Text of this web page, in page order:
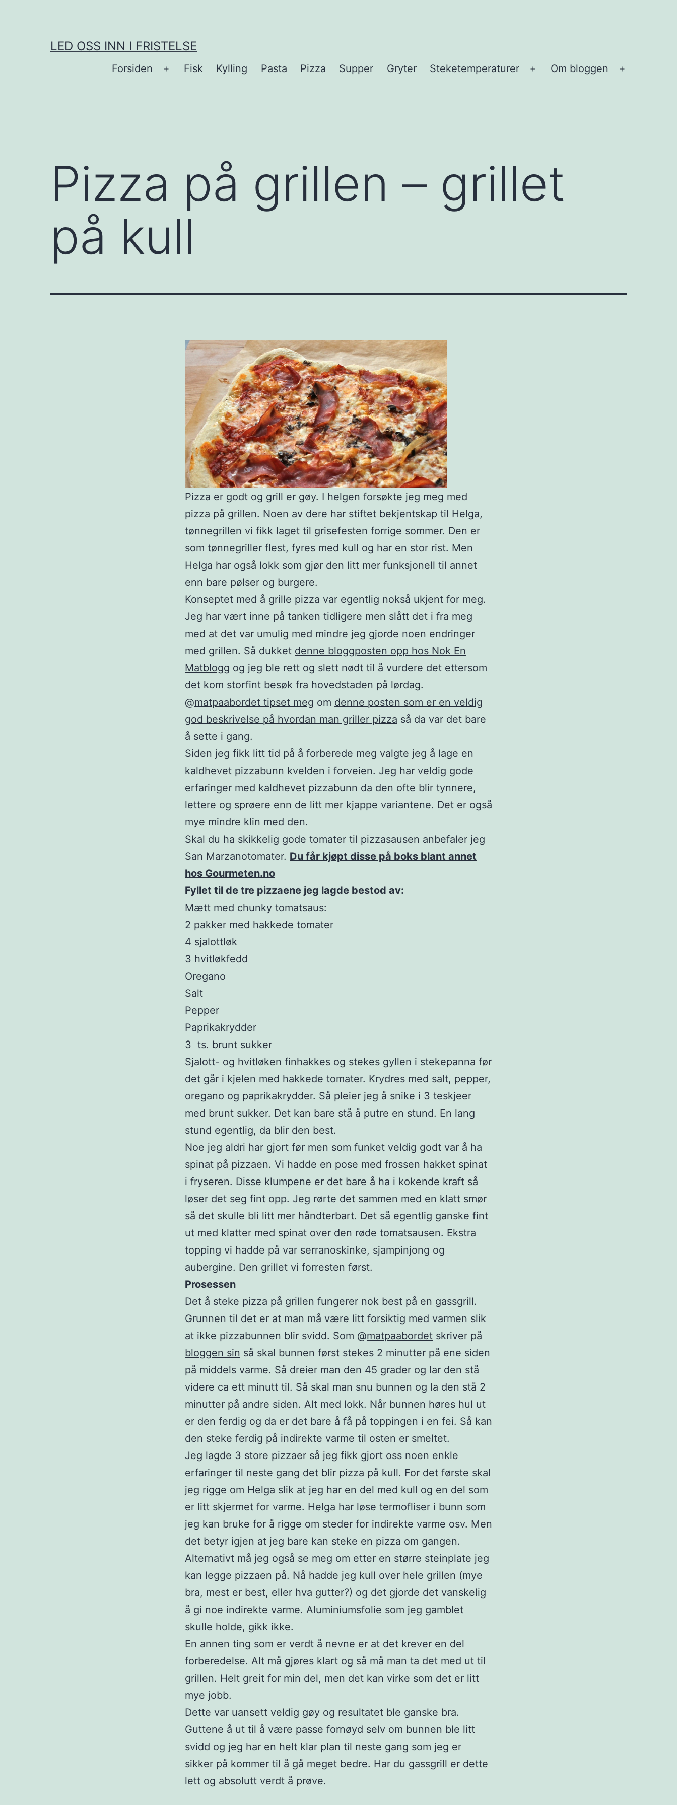
LED OSS INN I FRISTELSE
Forsiden
Open
Fisk Kylling Pasta Pizza Supper Gryter Steketemperaturer
Open
Om bloggen
Pizza på grillen – grillet
på kull
Pizza er godt og grill er gøy. I helgen forsøkte jeg meg med
pizza på grillen. Noen av dere har stiftet bekjentskap til Helga,
tønnegrillen vi fikk laget til grisefesten forrige sommer. Den er
som tønnegriller flest, fyres med kull og har en stor rist. Men
Helga har også lokk som gjør den litt mer funksjonell til annet
enn bare pølser og burgere.
Konseptet med å grille pizza var egentlig nokså ukjent for meg.
Jeg har vært inne på tanken tidligere men slått det i fra meg
med at det var umulig med mindre jeg gjorde noen endringer
med grillen. Så dukket denne bloggposten opp hos Nok En
Matblogg og jeg ble rett og slett nødt til å vurdere det ettersom
det kom storfint besøk fra hovedstaden på lørdag.
@matpaabordet tipset meg om denne posten som er en veldig
god beskrivelse på hvordan man griller pizza så da var det bare
å sette i gang.
Siden jeg fikk litt tid på å forberede meg valgte jeg å lage en
kaldhevet pizzabunn kvelden i forveien. Jeg har veldig gode
erfaringer med kaldhevet pizzabunn da den ofte blir tynnere,
lettere og sprøere enn de litt mer kjappe variantene. Det er også
mye mindre klin med den.
Skal du ha skikkelig gode tomater til pizzasausen anbefaler jeg
San Marzanotomater. Du får kjøpt disse på boks blant annet
hos Gourmeten.no
Fyllet til de tre pizzaene jeg lagde bestod av:
Mætt med chunky tomatsaus:
2 pakker med hakkede tomater
4 sjalottløk
3 hvitløkfedd
Oregano
Salt
Pepper
Paprikakrydder
3 ts. brunt sukker
Sjalott- og hvitløken finhakkes og stekes gyllen i stekepanna før
det går i kjelen med hakkede tomater. Krydres med salt, pepper,
oregano og paprikakrydder. Så pleier jeg å snike i 3 teskjeer
med brunt sukker. Det kan bare stå å putre en stund. En lang
stund egentlig, da blir den best.
Noe jeg aldri har gjort før men som funket veldig godt var å ha
spinat på pizzaen. Vi hadde en pose med frossen hakket spinat
i fryseren. Disse klumpene er det bare å ha i kokende kraft så
løser det seg fint opp. Jeg rørte det sammen med en klatt smør
så det skulle bli litt mer håndterbart. Det så egentlig ganske fint
ut med klatter med spinat over den røde tomatsausen. Ekstra
topping vi hadde på var serranoskinke, sjampinjong og
aubergine. Den grillet vi forresten først.
Prosessen
Det å steke pizza på grillen fungerer nok best på en gassgrill.
Grunnen til det er at man må være litt forsiktig med varmen slik
at ikke pizzabunnen blir svidd. Som @matpaabordet skriver på
bloggen sin så skal bunnen først stekes 2 minutter på ene siden
på middels varme. Så dreier man den 45 grader og lar den stå
videre ca ett minutt til. Så skal man snu bunnen og la den stå 2
minutter på andre siden. Alt med lokk. Når bunnen høres hul ut
er den ferdig og da er det bare å få på toppingen i en fei. Så kan
den steke ferdig på indirekte varme til osten er smeltet.
Jeg lagde 3 store pizzaer så jeg fikk gjort oss noen enkle
erfaringer til neste gang det blir pizza på kull. For det første skal
jeg rigge om Helga slik at jeg har en del med kull og en del som
er litt skjermet for varme. Helga har løse termofliser i bunn som
jeg kan bruke for å rigge om steder for indirekte varme osv. Men
det betyr igjen at jeg bare kan steke en pizza om gangen.
Alternativt må jeg også se meg om etter en større steinplate jeg
kan legge pizzaen på. Nå hadde jeg kull over hele grillen (mye
bra, mest er best, eller hva gutter?) og det gjorde det vanskelig
å gi noe indirekte varme. Aluminiumsfolie som jeg gamblet
skulle holde, gikk ikke.
En annen ting som er verdt å nevne er at det krever en del
forberedelse. Alt må gjøres klart og så må man ta det med ut til
grillen. Helt greit for min del, men det kan virke som det er litt
mye jobb.
Dette var uansett veldig gøy og resultatet ble ganske bra.
Guttene å ut til å være passe fornøyd selv om bunnen ble litt
svidd og jeg har en helt klar plan til neste gang som jeg er
sikker på kommer til å gå meget bedre. Har du gassgrill er dette
lett og absolutt verdt å prøve.